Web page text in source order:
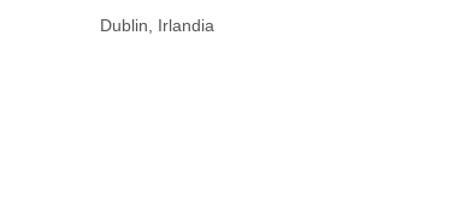
Dublin, Irlandia